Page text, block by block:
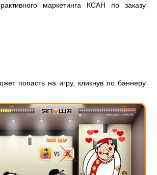
маркетинга КСАН по заказу
попасть на игру, кликнув по баннеру